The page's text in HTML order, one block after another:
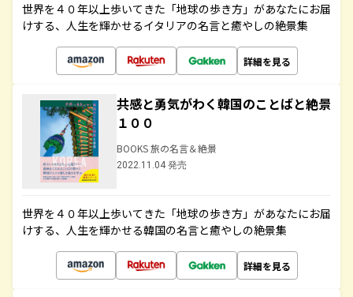
世界を４０年以上歩いてきた「地球の歩き方」があなたにお届
けする、人生を輝かせるイタリアの名言と癒やしの絶景集
詳細を見る
共感と勇気がわく韓国のことばと絶景
１００
BOOKS 旅の名言＆絶景
2022.11.04 発売
世界を４０年以上歩いてきた「地球の歩き方」があなたにお届
けする、人生を輝かせる韓国の名言と癒やしの絶景集
詳細を見る